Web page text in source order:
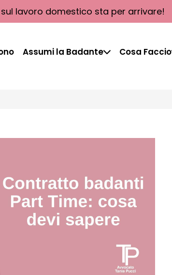
lavoro domestico sta per arrivare!
Assumi la Badante Cosa Faccio